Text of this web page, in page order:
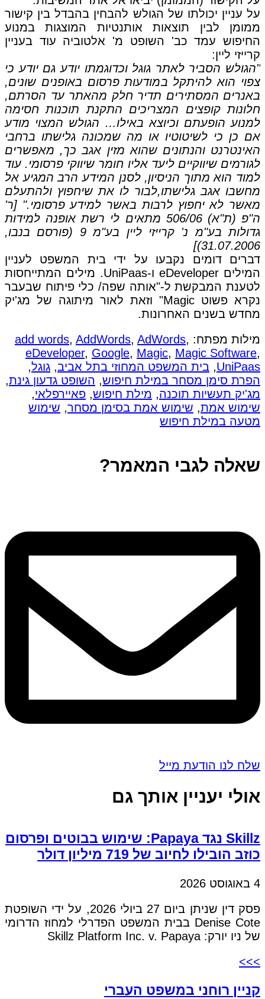
על עניין יכולתו של הגולש להבחין בהבדל בין קישור
ממומן לבין תוצאות אותנטיות המוצגות במנוע
החיפוש עמד כב' השופט מ' אלטוביה עוד בעניין
קרייזי ליין:
"הגולש הסביר לאתר גוגל וכדוגמתו יודע גם יודע כי
צפוי הוא להיתקל במודעות פרסום באופנים שונים,
באנרים המסתירים תדיר חלק מהאתר עד הסרתם,
חלונות קופצים המצריכים התקנת תוכנות חסימה
למנוע הופעתם וכיוצא באילו… הגולש המצוי מודע
אם כן כי לשיטוטיו או מה שמכונה גלישתו ברחבי
האינטרנט והנתונים שהוא מזין אגב כך, מאפשרים
לגורמים שיווקיים ליעד אליו חומר שיווקי פרסומי. עוד
למוד הוא מתוך הניסיון, לסנן המידע הרב המגיע אל
מחשבו אגב גלישתו,לבור לו את שיחפוץ ולהתעלם
מאשר לא יחפוץ לרבות באשר למידע פרסומי." [ר'
ה"פ (ת"א) 506/06 מתאים לי רשת אופנה למידות
גדולות בע"מ נ' קרייזי ליין בע"מ 9 (פורסם בנבו,
31.07.2006)]
דברים דומים נקבעו על ידי בית המשפט לעניין
המילים eDeveloper ו-UniPaas. מילים המתייחסות
לטענת המבקשת ל-"אותה שפה/ כלי פיתוח שבעבר
נקרא פשוט Magic" וזאת לאור מיתוגה של מג'יק
מחדש בשנים האחרונות.
מילות מפתח:
add words, AddWords, AdWords,
eDeveloper, Google, Magic, Magic Software,
UniPaas
, בית המשפט המחוזי בתל אביב, גוגל,
הפרת סימן מסחר במילת חיפוש, השופט גדעון גינת,
מג'יק תעשיות תוכנה, מילת חיפוש, פאיירפלאי,
שימוש אמת, שימוש אמת בסימן מסחר, שימוש
מטעה במילת חיפוש
שאלה לגבי המאמר?
שלח לנו הודעת מייל
אולי יעניין אותך גם
Skillz נגד Papaya: שימוש בבוטים ופרסום
כוזב הובילו לחיוב של 719 מיליון דולר
4 באוגוסט 2026
פסק דין שניתן ביום 27 ביולי 2026, על ידי השופטת
Denise Cote בבית המשפט הפדרלי למחוז הדרומי
של ניו יורק: Skillz Platform Inc. v. Papaya
>>>
קניין רוחני במשפט העברי